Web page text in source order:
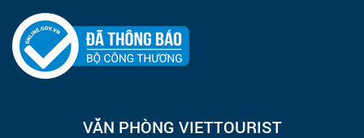
VĂN PHÒNG VIETTOURIST